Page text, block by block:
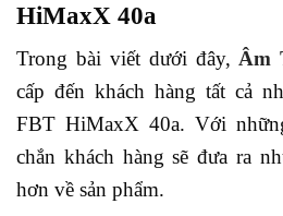
HiMaxX 40a
Trong bài viết dưới đây, Âm
cấp đến khách hàng tất cả
FBT HiMaxX 40a. Với
chắn khách hàng sẽ đưa ra
hơn về sản phẩm.